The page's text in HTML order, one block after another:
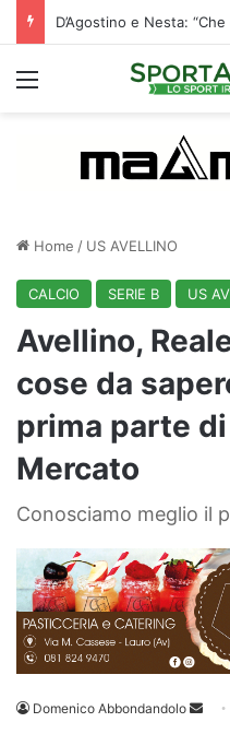
Menu
Home / US AVELLINO
CALCIO SERIE B US
Avellino,
cose da
prima parte di
Mercato
Conosciamo meglio il
Domenico Abbondandolo
Invia